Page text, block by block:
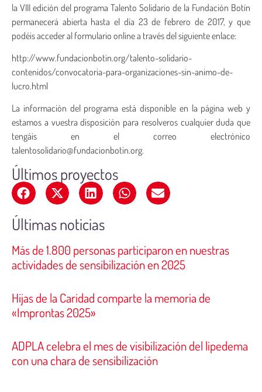
la VIII edición del programa Talento Solidario de la Fundación Botín
permanecerá abierta hasta el día 23 de febrero de 2017, y que
podéis acceder al formulario online a través del siguiente enlace:
http://www.fundacionbotin.org/talento-solidario-
contenidos/convocatoria-para-organizaciones-sin-animo-de-
lucro.html
La información del programa está disponible en la página web y
estamos a vuestra disposición para resolveros cualquier duda que
tengáis en el correo electrónico
talentosolidario@fundacionbotin.org.
Últimos proyectos
Últimas noticias
Más de 1.800 personas participaron en nuestras
actividades de sensibilización en 2025
Hijas de la Caridad comparte la memoria de
«Improntas 2025»
ADPLA celebra el mes de visibilización del lipedema
con una chara de sensibilización